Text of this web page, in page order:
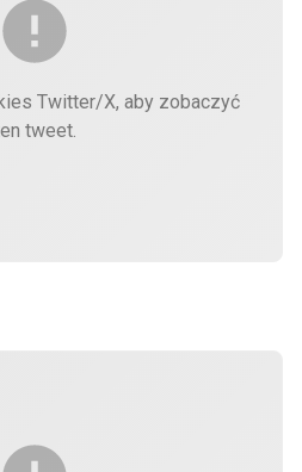
Twitter/X, aby zobaczyć
tweet.